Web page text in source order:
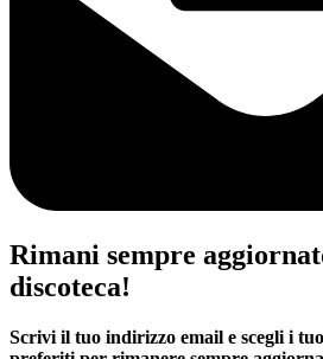
Rimani sempre
discoteca!
Scrivi il tuo indirizzo email e scegli i